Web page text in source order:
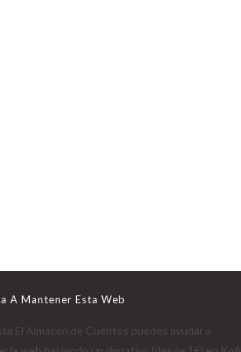
A Mantener Esta Web
El Almacén de Cuentos puedes ayudar a